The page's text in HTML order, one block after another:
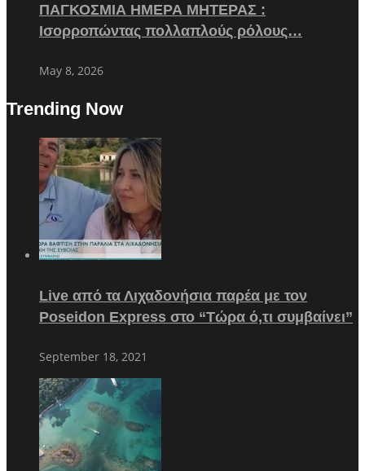
ΠΑΓΚΟΣΜΙΑ ΗΜΕΡΑ ΜΗΤΕΡΑΣ :
Ισορροπώντας πολλαπλούς ρόλους…
May 8, 2026
Trending Now
Live από τα Λιχαδονήσια παρέα με τον
Poseidon Express στο “Τώρα ό,τι συμβαίνει”
September 18, 2021